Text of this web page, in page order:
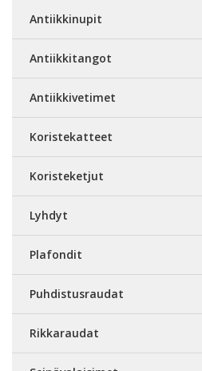
Antiikkinupit
Antiikkitangot
Antiikkivetimet
Koristekatteet
Koristeketjut
Lyhdyt
Plafondit
Puhdistusraudat
Rikkaraudat